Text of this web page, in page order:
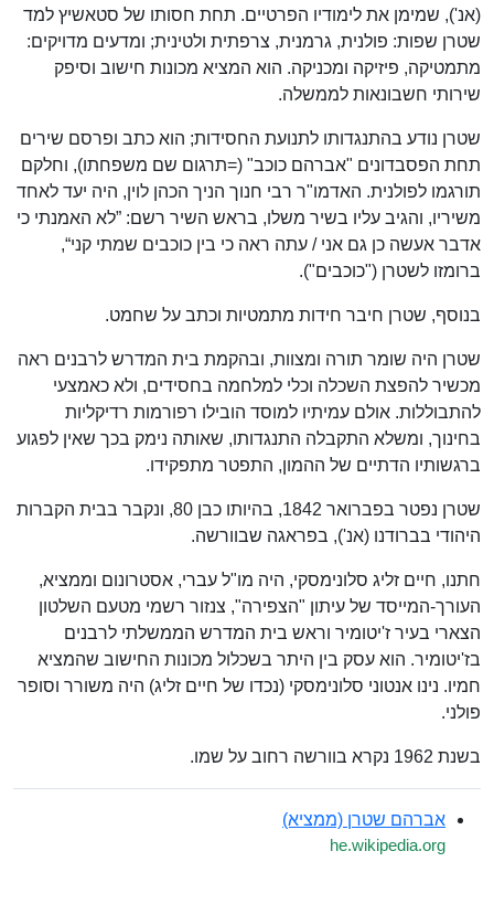
(אנ'), שמימן את לימודיו הפרטיים. תחת חסותו של סטאשיץ למד
שטרן שפות: פולנית, גרמנית, צרפתית ולטינית; ומדעים מדויקים:
מתמטיקה, פיזיקה ומכניקה. הוא המציא מכונות חישוב וסיפק
שירותי חשבונאות לממשלה.
שטרן נודע בהתנגדותו לתנועת החסידות; הוא כתב ופרסם שירים
תחת הפסבדונים "אברהם כוכב" (=תרגום שם משפחתו), וחלקם
תורגמו לפולנית. האדמו"ר רבי חנוך הניך הכהן לוין, היה יעד לאחד
משיריו, והגיב עליו בשיר משלו, בראש השיר רשם: ”לא האמנתי כי
אדבר אעשה כן גם אני / עתה ראה כי בין כוכבים שמתי קני“,
ברומזו לשטרן ("כוכבים").
בנוסף, שטרן חיבר חידות מתמטיות וכתב על שחמט.
שטרן היה שומר תורה ומצוות, ובהקמת בית המדרש לרבנים ראה
מכשיר להפצת השכלה וכלי למלחמה בחסידים, ולא כאמצעי
להתבוללות. אולם עמיתיו למוסד הובילו רפורמות רדיקליות
בחינוך, ומשלא התקבלה התנגדותו, שאותה נימק בכך שאין לפגוע
ברגשותיו הדתיים של ההמון, התפטר מתפקידו.
שטרן נפטר בפברואר 1842, בהיותו כבן 80, ונקבר בבית הקברות
היהודי בברודנו (אנ'), בפראגה שבוורשה.
חתנו, חיים זליג סלונימסקי, היה מו"ל עברי, אסטרונום וממציא,
העורך-המייסד של עיתון "הצפירה", צנזור רשמי מטעם השלטון
הצארי בעיר ז'יטומיר וראש בית המדרש הממשלתי לרבנים
בז'יטומיר. הוא עסק בין היתר בשכלול מכונות החישוב שהמציא
חמיו. נינו אנטוני סלונימסקי (נכדו של חיים זליג) היה משורר וסופר
פולני.
בשנת 1962 נקרא בוורשה רחוב על שמו.
אברהם שטרן (ממציא)
he.wikipedia.org